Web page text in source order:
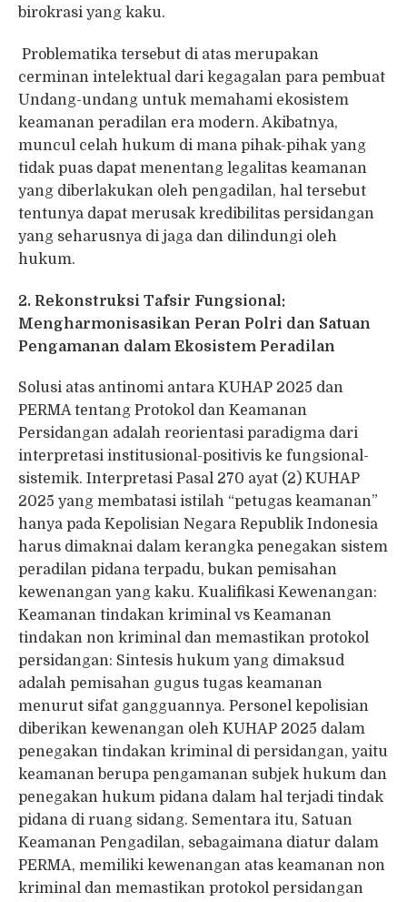
birokrasi yang kaku.
Problematika tersebut di atas merupakan
cerminan intelektual dari kegagalan para pembuat
Undang-undang untuk memahami ekosistem
keamanan peradilan era modern. Akibatnya,
muncul celah hukum di mana pihak-pihak yang
tidak puas dapat menentang legalitas keamanan
yang diberlakukan oleh pengadilan, hal tersebut
tentunya dapat merusak kredibilitas persidangan
yang seharusnya di jaga dan dilindungi oleh
hukum.
2. Rekonstruksi Tafsir Fungsional:
Mengharmonisasikan Peran Polri dan Satuan
Pengamanan dalam Ekosistem Peradilan
Solusi atas antinomi antara KUHAP 2025 dan
PERMA tentang Protokol dan Keamanan
Persidangan adalah reorientasi paradigma dari
interpretasi institusional-positivis ke fungsional-
sistemik. Interpretasi Pasal 270 ayat (2) KUHAP
2025 yang membatasi istilah “petugas keamanan”
hanya pada Kepolisian Negara Republik Indonesia
harus dimaknai dalam kerangka penegakan sistem
peradilan pidana terpadu, bukan pemisahan
kewenangan yang kaku. Kualifikasi Kewenangan:
Keamanan tindakan kriminal vs Keamanan
tindakan non kriminal dan memastikan protokol
persidangan: Sintesis hukum yang dimaksud
adalah pemisahan gugus tugas keamanan
menurut sifat gangguannya. Personel kepolisian
diberikan kewenangan oleh KUHAP 2025 dalam
penegakan tindakan kriminal di persidangan, yaitu
keamanan berupa pengamanan subjek hukum dan
penegakan hukum pidana dalam hal terjadi tindak
pidana di ruang sidang. Sementara itu, Satuan
Keamanan Pengadilan, sebagaimana diatur dalam
PERMA, memiliki kewenangan atas keamanan non
kriminal dan memastikan protokol persidangan